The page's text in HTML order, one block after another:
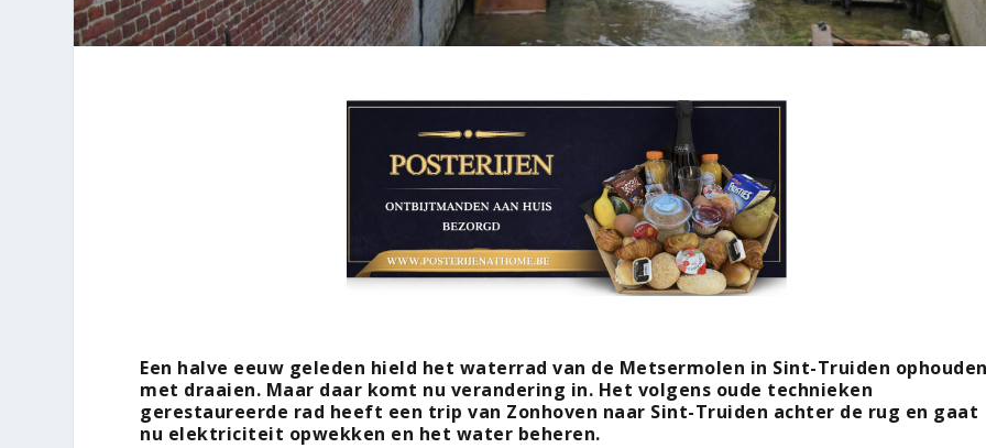
Een halve eeuw geleden hield het waterrad van de Metsermolen in Sint-Truiden
met draaien. Maar daar komt nu verandering in. Het volgens oude technieken
gerestaureerde rad heeft een trip van Zonhoven naar Sint-Truiden achter de rug en gaat
nu elektriciteit opwekken en het water beheren.